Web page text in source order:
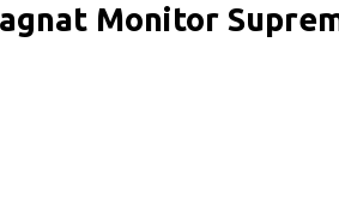
Monitor